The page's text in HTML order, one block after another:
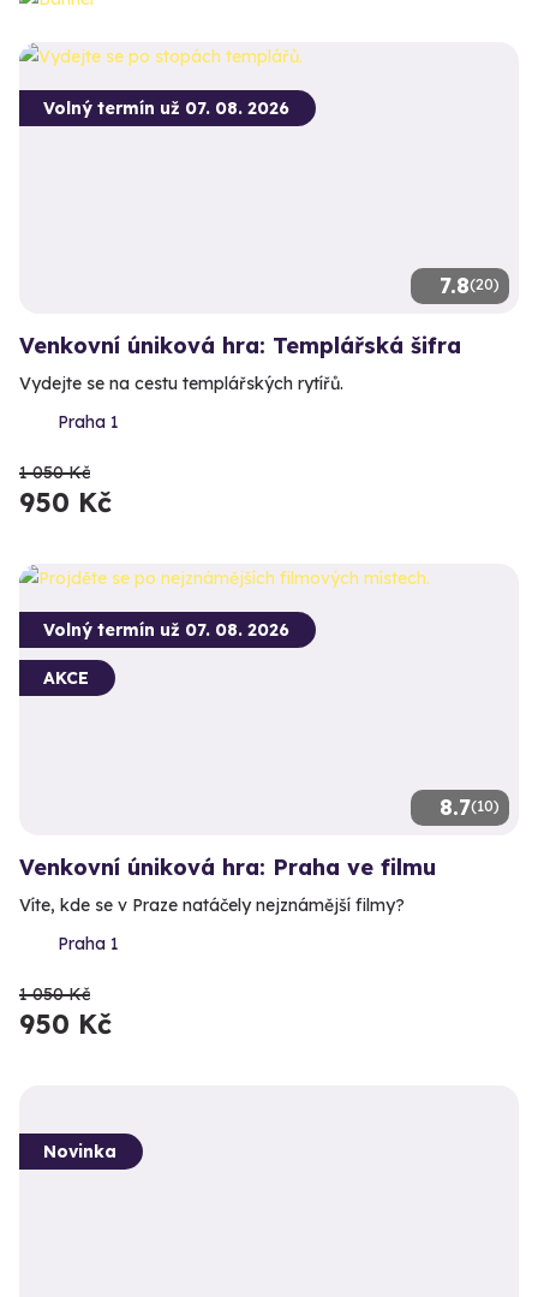
7.8(20)
Volný termín už 07. 08. 2026
Venkovní úniková hra: Templářská šifra
Vydejte se na cestu templářských rytířů.
Praha 1
1 050 Kč
950 Kč
8.7(10)
Volný termín už 07. 08. 2026
AKCE
Venkovní úniková hra: Praha ve filmu
Víte, kde se v Praze natáčely nejznámější filmy?
Praha 1
1 050 Kč
950 Kč
Novinka